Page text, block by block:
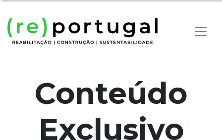
Conteúdo
Exclusivo